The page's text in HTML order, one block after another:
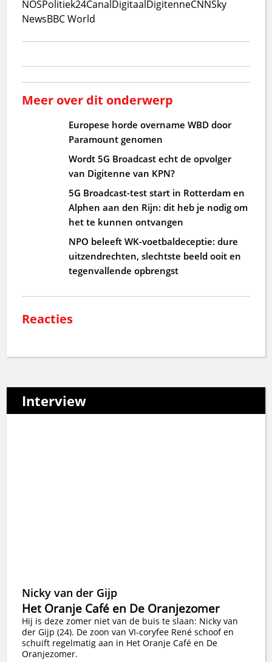
NOSPolitiek24CanalDigitaal DigitenneCNNSky
NewsBBC World
Meer over dit onderwerp
Europese horde overname WBD door
Paramount genomen
Wordt 5G Broadcast echt de opvolger
van Digitenne van KPN?
5G Broadcast-test start in Rotterdam en
Alphen aan den Rijn: dit heb je nodig om
het te kunnen ontvangen
NPO beleeft WK-voetbaldeceptie: dure
uitzendrechten, slechtste beeld ooit en
tegenvallende opbrengst
Reacties
Interview
Nicky van der Gijp
Het Oranje Café en De Oranjezomer
Hij is deze zomer niet van de buis te slaan: Nicky van
der Gijp (24). De zoon van VI-coryfee René schoof en
schuift regelmatig aan in Het Oranje Café en De
Oranjezomer.